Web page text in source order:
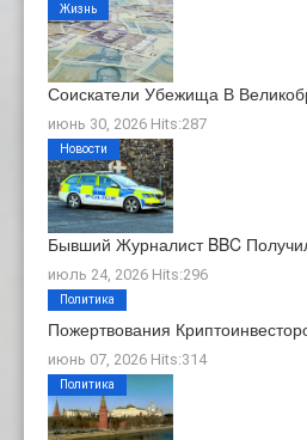
Соискатели Убежища В
июнь 30, 2026 Hits:287
Жизнь
Бывший Журналист BBC
июль 24, 2026 Hits:296
Новости
Пожертвования
июнь 07, 2026 Hits:314
Политика
Политика